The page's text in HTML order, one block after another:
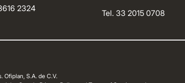
2324
Tel. 33 2015 0708
Ofiplan, S.A. de C.V.